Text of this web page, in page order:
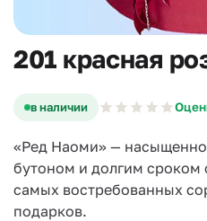
201 красная
в наличии
«Ред Наоми» —
бутоном и долгим сроком
самых востребованных
подарков.